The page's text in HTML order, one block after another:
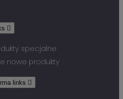

specjalne
nowe produkty
links 